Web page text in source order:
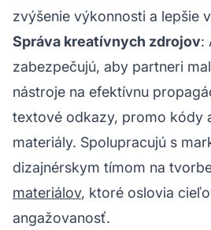
zvýšenie výkonnosti a lepšie
Správa kreatívnych zdrojov:
zabezpečujú, aby partneri
nástroje na efektívnu
textové odkazy, promo kódy
materiály. Spolupracujú s
dizajnérskym tímom na
materiálov, ktoré oslovia
angažovanosť.